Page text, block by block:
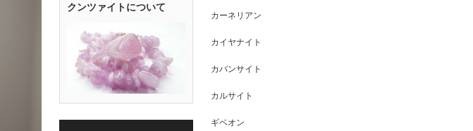
クンツァイトについて
カーネリアン
カイヤナイト
カバンサイト
カルサイト
ギベオン